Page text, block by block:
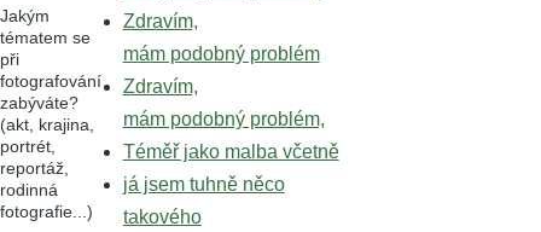
Jakým
tématem se
při
fotografování
zabýváte?
(akt, krajina,
portrét,
reportáž,
rodinná
fotografie...)
Zdravím,
mám podobný problém
Zdravím,
mám podobný problém,
Téměř jako malba včetně
já jsem tuhně něco
takového